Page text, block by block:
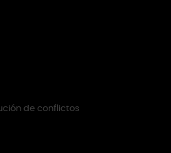
de conflictos